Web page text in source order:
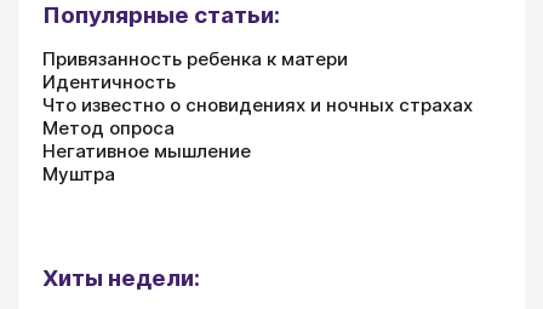
Популярные статьи:
Привязанность ребенка к матери
Идентичность
Что известно о сновидениях и ночных страхах
Метод опроса
Негативное мышление
Муштра
Хиты недели: